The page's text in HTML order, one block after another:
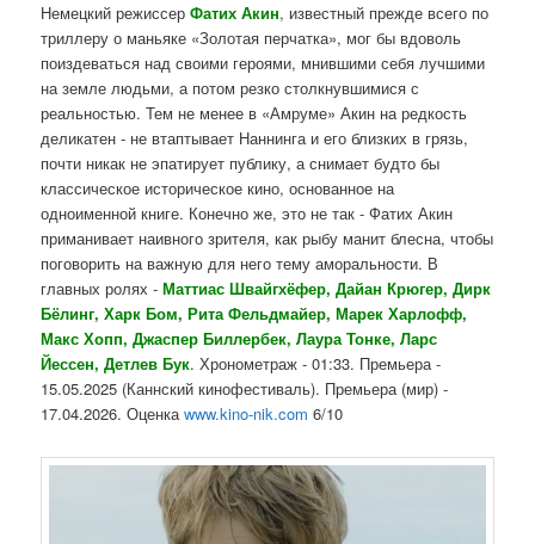
Немецкий режиссерФатих Акин, известный прежде всего по
триллеру о маньяке «Золотая перчатка», мог бы вдоволь
поиздеваться над своими героями, мнившими себя лучшими
на земле людьми, а потом резко столкнувшимися с
реальностью. Тем не менее в «Амруме» Акин на редкость
деликатен - не втаптывает Наннинга и его близких в грязь,
почти никак не эпатирует публику, а снимает будто бы
классическое историческое кино, основанное на
одноименной книге. Конечно же, это не так - Фатих Акин
приманивает наивного зрителя, как рыбу манит блесна, чтобы
поговорить на важную для него тему аморальности. В
главных ролях -Маттиас Швайгхёфер, Дайан Крюгер, Дирк
Бёлинг, Харк Бом, Рита Фельдмайер, Марек Харлофф,
Макс Хопп, Джаспер Биллербек, Лаура Тонке, Ларс
Йессен, Детлев Бук. Хронометраж - 01:33. Премьера -
15.05.2025 (Каннский кинофестиваль). Премьера (мир) -
17.04.2026. Оценкаwww.kino-nik.com 6/10